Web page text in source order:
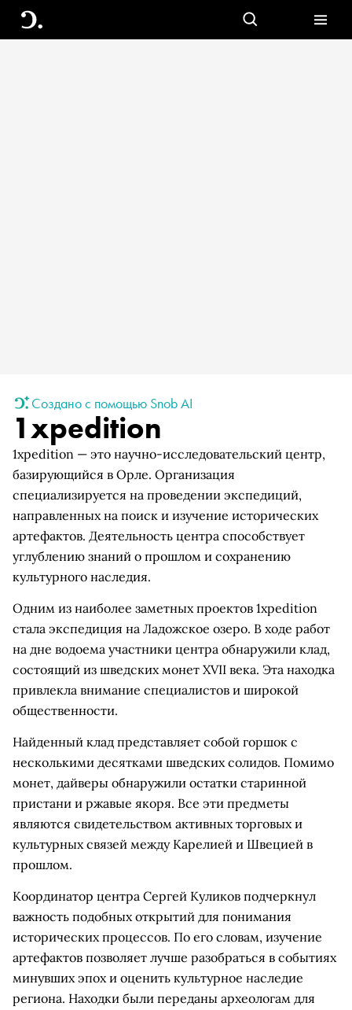
Создано с помощью Snob AI
1xpedition
1xpedition — это научно-исследовательский центр,
базирующийся в Орле. Организация
специализируется на проведении экспедиций,
направленных на поиск и изучение исторических
артефактов. Деятельность центра способствует
углублению знаний о прошлом и сохранению
культурного наследия.
Одним из наиболее заметных проектов 1xpedition
стала экспедиция на Ладожское озеро. В ходе работ
на дне водоема участники центра обнаружили клад,
состоящий из шведских монет XVII века. Эта находка
привлекла внимание специалистов и широкой
общественности.
Найденный клад представляет собой горшок с
несколькими десятками шведских солидов. Помимо
монет, дайверы обнаружили остатки старинной
пристани и ржавые якоря. Все эти предметы
являются свидетельством активных торговых и
культурных связей между Карелией и Швецией в
прошлом.
Координатор центра Сергей Куликов подчеркнул
важность подобных открытий для понимания
исторических процессов. По его словам, изучение
артефактов позволяет лучше разобраться в событиях
минувших эпох и оценить культурное наследие
региона. Находки были переданы археологам для